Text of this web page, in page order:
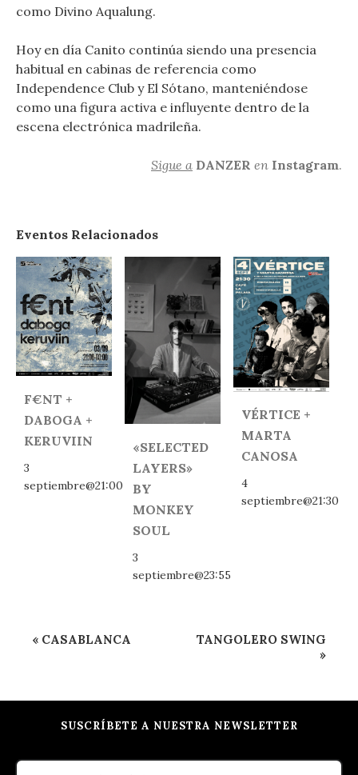
como Divino Aqualung.
Hoy en día Canito continúa siendo una presencia
habitual en cabinas de referencia como
Independence Club y El Sótano, manteniéndose
como una figura activa e influyente dentro de la
escena electrónica madrileña.
Sigue a DANZER en Instagram.
Eventos Relacionados
F€NT +
DABOGA +
KERUVIIN
3
septiembre@21:00
«SELECTED
LAYERS»
BY
MONKEY
SOUL
3
septiembre@23:55
VÉRTICE +
MARTA
CANOSA
4
septiembre@21:30
Navegación
« CASABLANCA
TANGOLERO SWING
»
SUSCRÍBETE A NUESTRA NEWSLETTER